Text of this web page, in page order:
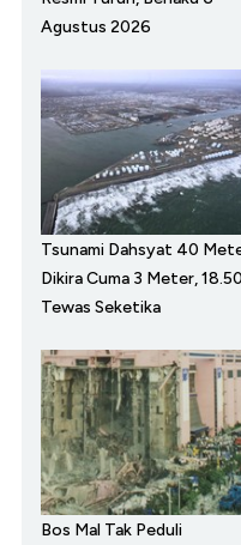
Agustus 2026
Tsunami Dahsyat 40
Dikira Cuma 3 Meter,
Tewas Seketika
Bos Mal Tak Peduli